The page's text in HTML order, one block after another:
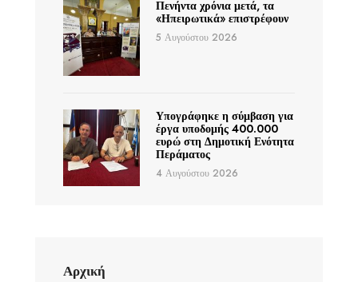
Πενήντα χρόνια μετά, τα
«Ηπειρωτικά» επιστρέφουν
5 Αυγούστου 2026
Υπογράφηκε η σύμβαση για
έργα υποδομής 400.000
ευρώ στη Δημοτική Ενότητα
Περάματος
4 Αυγούστου 2026
Αρχική